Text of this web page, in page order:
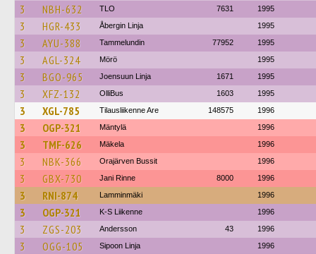
3 NBH-632 TLO 7631 1995
3 HGR-433 Åbergin Linja 1995
3 AYU-388 Tammelundin 77952 1995
3 AGL-324 Mörö 1995
3 BGO-965 Joensuun Linja 1671 1995
3 XFZ-132 OlliBus 1603 1995
3 XGL-785 Tilausliikenne Are 148575 1996
3 OGP-321 Mäntylä 1996
3 TMF-626 Mäkela 1996
3 NBK-366 Orajärven Bussit 1996
3 GBX-730 Jani Rinne 8000 1996
3 RNI-874 Lamminmäki 1996
3 OGP-321 K-S Liikenne 1996
3 ZGS-203 Andersson 43 1996
3 OGG-105 Sipoon Linja 1996